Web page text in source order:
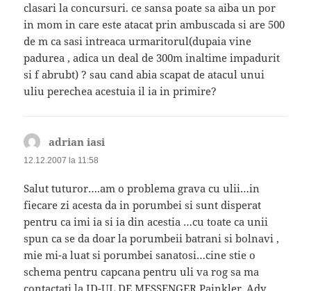
clasari la concursuri. ce sansa poate sa aiba un por
in mom in care este atacat prin ambuscada si are 500
de m ca sasi intreaca urmaritorul(dupaia vine
padurea , adica un deal de 300m inaltime impadurit
si f abrubt) ? sau cand abia scapat de atacul unui
uliu perechea acestuia il ia in primire?
adrian iasi
12.12.2007 la 11:58
Salut tuturor….am o problema grava cu ulii…in
fiecare zi acesta da in porumbei si sunt disperat
pentru ca imi ia si ia din acestia …cu toate ca unii
spun ca se da doar la porumbeii batrani si bolnavi ,
mie mi-a luat si porumbei sanatosi…cine stie o
schema pentru capcana pentru uli va rog sa ma